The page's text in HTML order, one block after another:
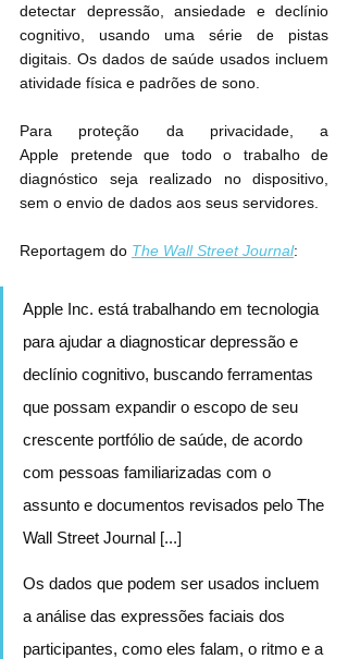
detectar depressão, ansiedade e declínio
cognitivo, usando uma série de pistas
digitais. Os dados de saúde usados ​​incluem
atividade física e padrões de sono.
Para proteção da privacidade, a
Apple pretende que todo o trabalho de
diagnóstico seja realizado no dispositivo,
sem o envio de dados aos seus servidores.
Reportagem do The Wall Street Journal:
Apple Inc. está trabalhando em tecnologia
para ajudar a diagnosticar depressão e
declínio cognitivo, buscando ferramentas
que possam expandir o escopo de seu
crescente portfólio de saúde, de acordo
com pessoas familiarizadas com o
assunto e documentos revisados ​​pelo The
Wall Street Journal [...]
Os dados que podem ser usados ​​incluem
a análise das expressões faciais dos
participantes, como eles falam, o ritmo e a